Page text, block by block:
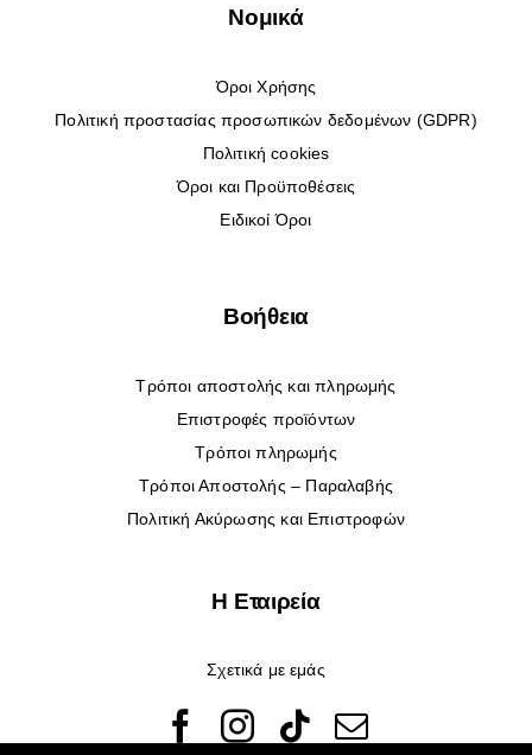
Νομικά
Όροι Χρήσης
Πολιτική προστασίας προσωπικών δεδομένων (GDPR)
Πολιτική cookies
Όροι και Προϋποθέσεις
Ειδικοί Όροι
Βοήθεια
Τρόποι αποστολής και πληρωμής
Επιστροφές προϊόντων
Τρόποι πληρωμής
Τρόποι Αποστολής – Παραλαβής
Πολιτική Ακύρωσης και Επιστροφών
Η Εταιρεία
Σχετικά με εμάς